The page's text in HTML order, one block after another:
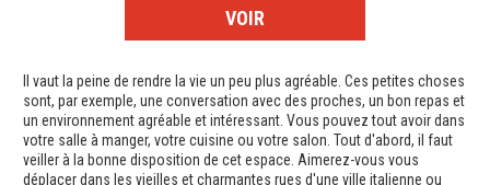
VOIR
Il vaut la peine de rendre la vie un peu plus agréable. Ces petites choses
sont, par exemple, une conversation avec des proches, un bon repas et
un environnement agréable et intéressant. Vous pouvez tout avoir dans
votre salle à manger, votre cuisine ou votre salon. Tout d'abord, il faut
veiller à la bonne disposition de cet espace. Aimerez-vous vous
déplacer dans les vieilles et charmantes rues d'une ville italienne ou